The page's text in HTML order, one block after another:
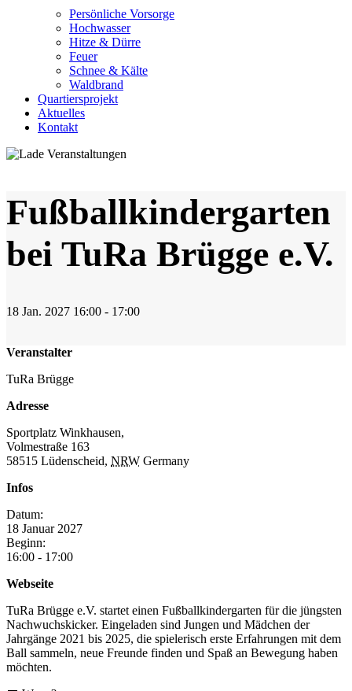
Persönliche Vorsorge
Hochwasser
Hitze & Dürre
Feuer
Schnee & Kälte
Waldbrand
Quartiersprojekt
Aktuelles
Kontakt
Fußballkindergarten
bei TuRa Brügge e.V.
18 Jan. 2027 16:00 - 17:00
Veranstalter
TuRa Brügge
Adresse
Sportplatz Winkhausen,
Volmestraße 163
58515 Lüdenscheid, NRW Germany
Infos
Datum:
18 Januar 2027
Beginn:
16:00 - 17:00
Webseite
TuRa Brügge e.V. startet einen Fußballkindergarten für die jüngsten
Nachwuchskicker. Eingeladen sind Jungen und Mädchen der
Jahrgänge 2021 bis 2025, die spielerisch erste Erfahrungen mit dem
Ball sammeln, neue Freunde finden und Spaß an Bewegung haben
möchten.